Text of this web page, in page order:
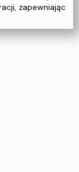
zapewniając